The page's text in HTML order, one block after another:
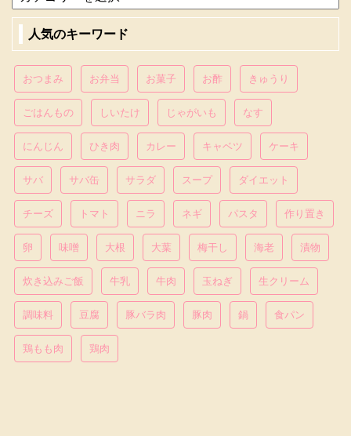
人気のキーワード
おつまみ お弁当 お菓子 お酢 きゅうり
ごはんもの しいたけ じゃがいも なす
にんじん ひき肉 カレー キャベツ ケーキ
サバ サバ缶 サラダ スープ ダイエット
チーズ トマト ニラ ネギ パスタ 作り置き
卵 味噌 大根 大葉 梅干し 海老 漬物
炊き込みご飯 牛乳 牛肉 玉ねぎ 生クリーム
調味料 豆腐 豚バラ肉 豚肉 鍋 食パン
鶏もも肉 鶏肉